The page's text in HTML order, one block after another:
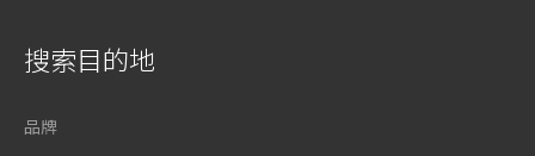
搜索目的地
品牌